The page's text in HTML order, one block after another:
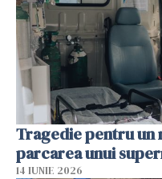
Tragedie pentru un
parcarea unui
14 IUNIE 2026